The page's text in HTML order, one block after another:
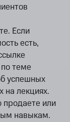
Если
есть,
теме
успешных
на лекциях.
продаете или
навыкам.